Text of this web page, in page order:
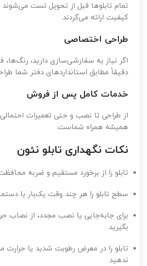
تمام تابلوها قبل از تحویل تست
کیفیت ارائه می‌گردند.
طراحی اختصاصی
اگر نیاز به سفارشی‌سازی دارید، رنگ‌ها،
دقیقاً مطابق استانداردهای دفتر شما
خدمات کامل پس از فروش
از طراحی تا نصب و حتی تعمیرات
همیشه همراه شماست.
نکات نگهداری تابلو نئون
تابلو را از برخورد مستقیم و ضربه
سطح تابلو را هر چند وقت یک‌بار با
برای جابه‌جایی یا نصب مجدد، از نصاب
بگیرید.
تابلو را در معرض رطوبت شدید یا حرارت
ندهید.